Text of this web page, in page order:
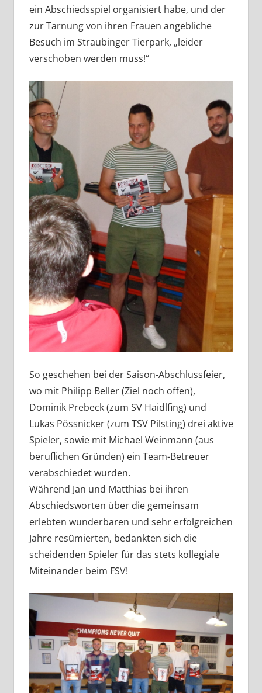
ein Abschiedsspiel organisiert habe, und der
zur Tarnung von ihren Frauen angebliche
Besuch im Straubinger Tierpark, „leider
verschoben werden muss!“
So geschehen bei der Saison-Abschlussfeier,
wo mit Philipp Beller (Ziel noch offen),
Dominik Prebeck (zum SV Haidlfing) und
Lukas Pössnicker (zum TSV Pilsting) drei aktive
Spieler, sowie mit Michael Weinmann (aus
beruflichen Gründen) ein Team-Betreuer
verabschiedet wurden.
Während Jan und Matthias bei ihren
Abschiedsworten über die gemeinsam
erlebten wunderbaren und sehr erfolgreichen
Jahre resümierten, bedankten sich die
scheidenden Spieler für das stets kollegiale
Miteinander beim FSV!